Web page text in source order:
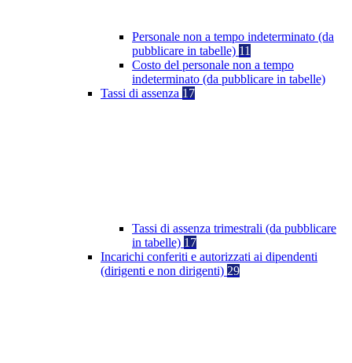
Personale non a tempo indeterminato (da
pubblicare in tabelle) 11
Costo del personale non a tempo
indeterminato (da pubblicare in tabelle)
Tassi di assenza 17
Tassi di assenza trimestrali (da pubblicare
in tabelle) 17
Incarichi conferiti e autorizzati ai dipendenti
(dirigenti e non dirigenti) 29